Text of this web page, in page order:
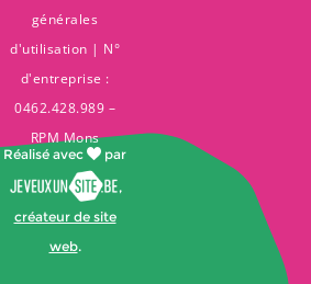
générales
d'utilisation | N°
d'entreprise :
0462.428.989 –
RPM Mons
Réalisé avec par
,
créateur de site
web.